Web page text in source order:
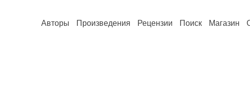
Авторы Произведения Рецензии Поиск Магазин